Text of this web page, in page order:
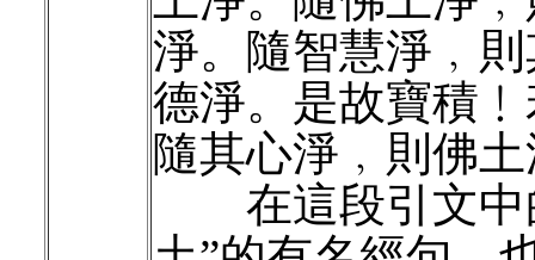
淨。隨智慧淨﹐
德淨。是故寶積
隨其心淨﹐則佛
在這段引文中